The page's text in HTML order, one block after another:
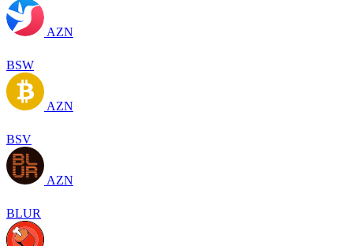
AZN
BSW
AZN
BSV
AZN
BLUR